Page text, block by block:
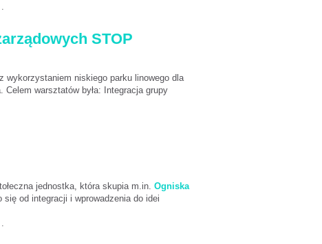
STOP
wykorzystaniem niskiego parku linowego dla
warsztatów była: Integracja grupy
jednostka, która skupia m.in. Ogniska
od integracji i wprowadzenia do idei